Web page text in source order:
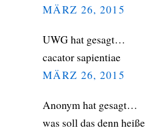
MÄRZ 26, 2015
UWG hat gesagt…
cacator sapientiae
MÄRZ 26, 2015
Anonym hat gesagt…
was soll das denn